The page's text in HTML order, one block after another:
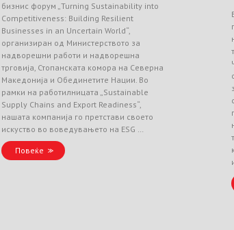
бизнис форум „Turning Sustainability into
Competitiveness: Building Resilient
Businesses in an Uncertain World“,
организиран од Министерството за
надворешни работи и надворешна
трговија, Стопанската комора на Северна
Македонија и Обединетите Нации. Во
рамки на работилницата „Sustainable
Supply Chains and Export Readiness“,
нашата компанија го претстави своето
искуство во воведувањето на ESG …
Повеќе